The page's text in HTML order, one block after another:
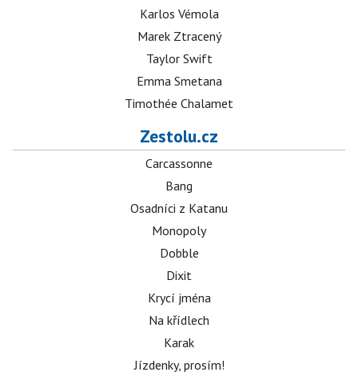
Karlos Vémola
Marek Ztracený
Taylor Swift
Emma Smetana
Timothée Chalamet
Zestolu.cz
Carcassonne
Bang
Osadníci z Katanu
Monopoly
Dobble
Dixit
Krycí jména
Na křídlech
Karak
Jízdenky, prosím!